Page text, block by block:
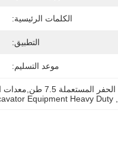
الكلمات الرئيسية:
التطبيق:
موعد التسليم:
,
Equipment Heavy Duty